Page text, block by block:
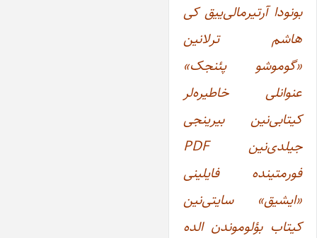
بونودا آرتیرمالی‌ییق کی‌
هاشم ترلانین
«گوموشو پئنجک»
عنوانلی خاطیره‌لر
کیتابی‌نین بیرینجی
جیلدی‌نین PDF
فورمتینده فایلینی
«ایشیق» سایتی‌نین
کیتاب بؤلوموندن الده